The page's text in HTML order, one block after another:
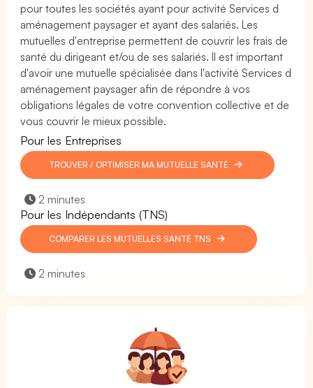
pour toutes les sociétés ayant pour activité Services d
aménagement paysager et ayant des salariés. Les
mutuelles d'entreprise permettent de couvrir les frais de
santé du dirigeant et/ou de ses salariés. Il est important
d'avoir une mutuelle spécialisée dans l'activité Services d
aménagement paysager afin de répondre à vos
obligations légales de votre convention collective et de
vous couvrir le mieux possible.
Pour les Entreprises
TROUVER / OPTIMISER MA MUTUELLE SANTÉ
2 minutes
Pour les Indépendants (TNS)
COMPARER LES MUTUELLES SANTÉ TNS
2 minutes